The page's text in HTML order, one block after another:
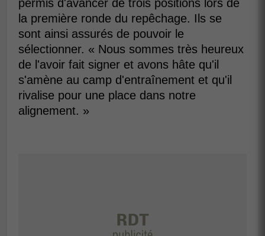
permis d'avancer de trois positions lors de
la première ronde du repêchage. Ils se
sont ainsi assurés de pouvoir le
sélectionner. « Nous sommes très heureux
de l'avoir fait signer et avons hâte qu'il
s'amène au camp d'entraînement et qu'il
rivalise pour une place dans notre
alignement. »